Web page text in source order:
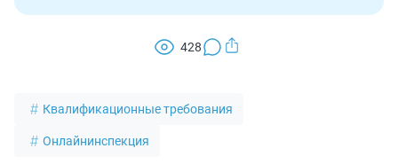
428
Квалификационные требования
Онлайнинспекция